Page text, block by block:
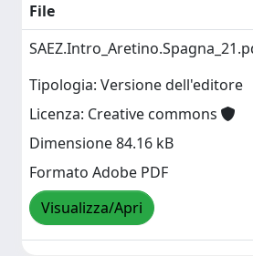
File
Tipologia: Versione dell'editore
Licenza: Creative commons
Dimensione 84.16 kB
Formato Adobe PDF
Visualizza/Apri